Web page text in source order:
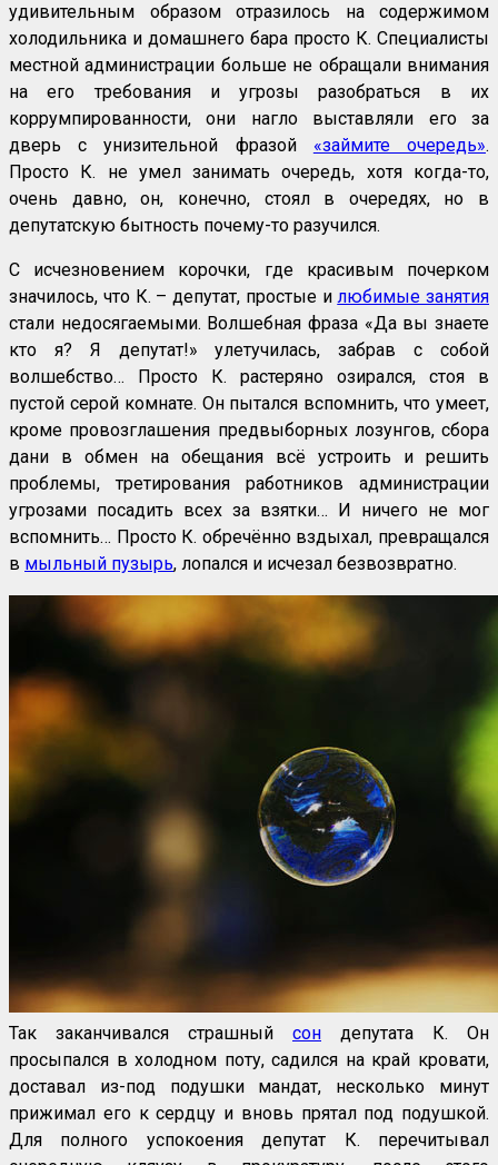
удивительным образом отразилось на содержимом
холодильника и домашнего бара просто К. Специалисты
местной администрации больше не обращали внимания
на его требования и угрозы разобраться в их
коррумпированности, они нагло выставляли его за
дверь с унизительной фразой «займите очередь».
Просто К. не умел занимать очередь, хотя когда-то,
очень давно, он, конечно, стоял в очередях, но в
депутатскую бытность почему-то разучился.
С исчезновением корочки, где красивым почерком
значилось, что К. – депутат, простые илюбимые занятия
стали недосягаемыми. Волшебная фраза «Да вы знаете
кто я? Я депутат!» улетучилась, забрав с собой
волшебство… Просто К. растеряно озирался, стоя в
пустой серой комнате. Он пытался вспомнить, что умеет,
кроме провозглашения предвыборных лозунгов, сбора
дани в обмен на обещания всё устроить и решить
проблемы, третирования работников администрации
угрозами посадить всех за взятки… И ничего не мог
вспомнить… Просто К. обречённо вздыхал, превращался
в мыльный пузырь, лопался и исчезал безвозвратно.
Так заканчивался страшный сон депутата К. Он
просыпался в холодном поту, садился на край кровати,
доставал из-под подушки мандат, несколько минут
прижимал его к сердцу и вновь прятал под подушкой.
Для полного успокоения депутат К. перечитывал